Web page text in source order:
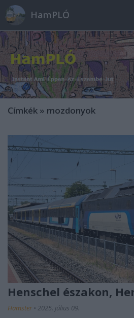
HamPLÓ
Címkék » mozdonyok
Henschel északon,
Hamster • 2025. július 09.